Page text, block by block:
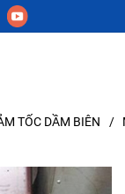
TỐC DẦM BIÊN /